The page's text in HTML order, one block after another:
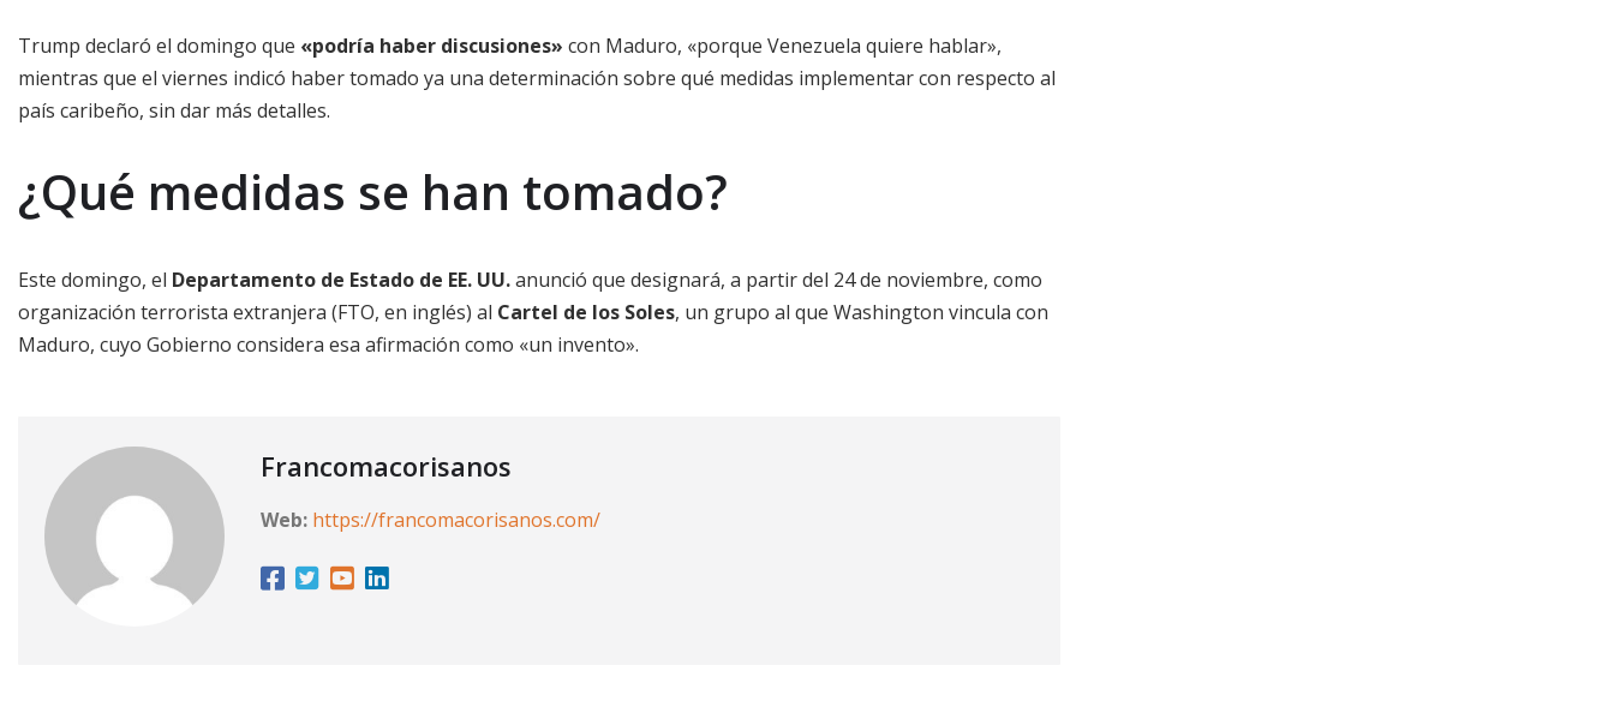
Trump declaró el domingo que «podría haber discusiones» con Maduro, «porque Venezuela quiere hablar»,
mientras que el viernes indicó haber tomado ya una determinación sobre qué medidas implementar con respecto al
país caribeño, sin dar más detalles.
¿Qué medidas se han tomado?
Este domingo, el Departamento de Estado de EE. UU.anunció que designará, a partir del 24 de noviembre, como
organización terrorista extranjera (FTO, en inglés) al Cartel de los Soles, un grupo al que Washington vincula con
Maduro, cuyo Gobierno considera esa afirmación como «un invento».
Francomacorisanos
Web: https://francomacorisanos.com/